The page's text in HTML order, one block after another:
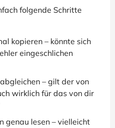
folgende Schritte
kopieren – könnte sich
eingeschlichen
– gilt der von
wirklich für das von dir
genau lesen – vielleicht